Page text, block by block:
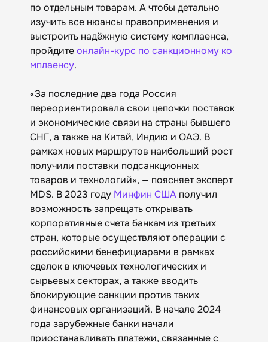
по отдельным товарам. А чтобы детально
изучить все нюансы правоприменения и
выстроить надёжную систему комплаенса,
пройдитеонлайн-курс по санкционному ко
мплаенсу.
«За последние два года Россия
переориентировала свои цепочки поставок
и экономические связи на страны бывшего
СНГ, а также на Китай, Индию и ОАЭ. В
рамках новых маршрутов наибольший рост
получили поставки подсанкционных
товаров и технологий», — поясняет эксперт
MDS. В 2023 году Минфин США получил
возможность запрещать открывать
корпоративные счета банкам из третьих
стран, которые осуществляют операции с
российскими бенефициарами в рамках
сделок в ключевых технологических и
сырьевых секторах, а также вводить
блокирующие санкции против таких
финансовых организаций. В начале 2024
года зарубежные банки начали
приостанавливать платежи, связанные с